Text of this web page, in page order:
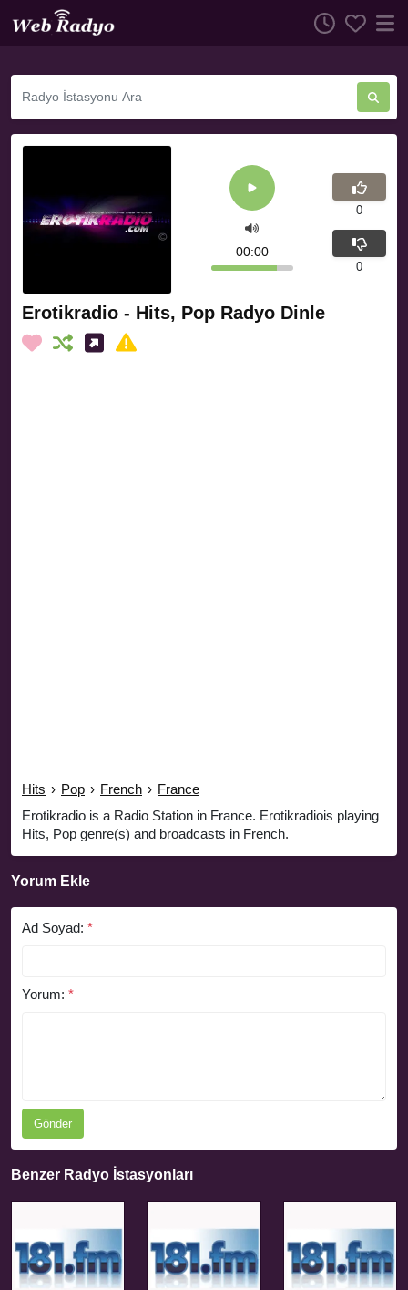
Erotikradio - Hits, Pop Radyo Dinle
Hits › Pop › French › France
Erotikradio is a Radio Station in France. Erotikradiois playing
Hits, Pop genre(s) and broadcasts in French.
00:00
0
0
Yorum Ekle
Ad Soyad: *
Yorum: *
Gönder
Benzer Radyo İstasyonları